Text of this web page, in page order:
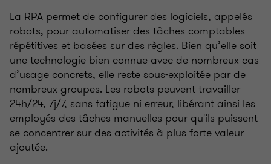
La RPA permet de configurer des logiciels, appelés
robots, pour automatiser des tâches comptables
répétitives et basées sur des règles. Bien qu’elle soit
une technologie bien connue avec de nombreux cas
d’usage concrets, elle reste sous-exploitée par de
nombreux groupes. Les robots peuvent travailler
24h/24, 7j/7, sans fatigue ni erreur, libérant ainsi les
employés des tâches manuelles pour qu'ils puissent
se concentrer sur des activités à plus forte valeur
ajoutée.